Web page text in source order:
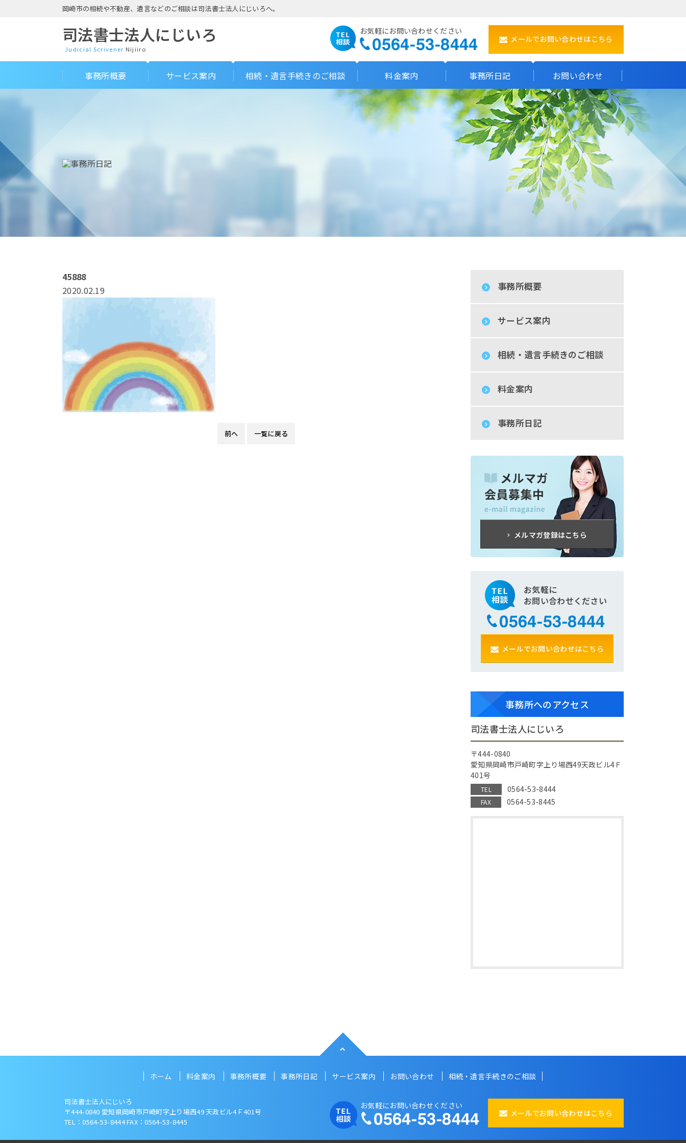
岡崎市の相続や不動産、遺言などのご相談は司法書士法人にじいろへ。
司法書士法人にじいろ
Judicial Scrivener Nijiiro
お気軽にお問い合わせください
メールでお問い合わせはこちら
事務所概要 サービス案内 相続・遺言手続きのご相談 料金案内 事務所日記 お問い合わせ
45888
2020.02.19
前へ 一覧に戻る
事務所概要
サービス案内
相続・遺言手続きのご相談
料金案内
事務所日記
メルマガ登録はこちら
お気軽に
お問い合わせください
メールでお問い合わせはこちら
事務所へのアクセス
司法書士法人にじいろ
〒444-0840
愛知県岡崎市戸崎町字上り場西49天政ビル4Ｆ
401号
TEL 0564-53-8444
FAX 0564-53-8445
ホーム 料金案内 事務所概要 事務所日記 サービス案内 お問い合わせ 相続・遺言手続きのご相談
司法書士法人にじいろ
〒444-0840 愛知県岡崎市戸崎町字上り場西49天政ビル4Ｆ401号
TEL：0564-53-8444 FAX：0564-53-8445
メールでお問い合わせはこちら
お気軽にお問い合わせください